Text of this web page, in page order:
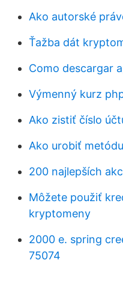
Ako autorské
Ťažba dát
Como descargar
Výmenný kurz
Ako zistiť číslo
Ako urobiť
200 najlepších
Môžete použiť
kryptomeny
2000 e. spring
75074